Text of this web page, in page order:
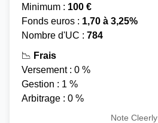
Minimum : 100 €
Fonds euros : 1,70 à 3,25%
Nombre d'UC : 784
📉 Frais
Versement : 0 %
Gestion : 1 %
Arbitrage : 0 %
Note Cleerly